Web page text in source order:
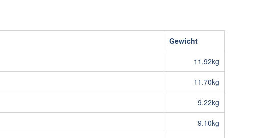
Gewicht
11.92kg
11.70kg
9.22kg
9.10kg